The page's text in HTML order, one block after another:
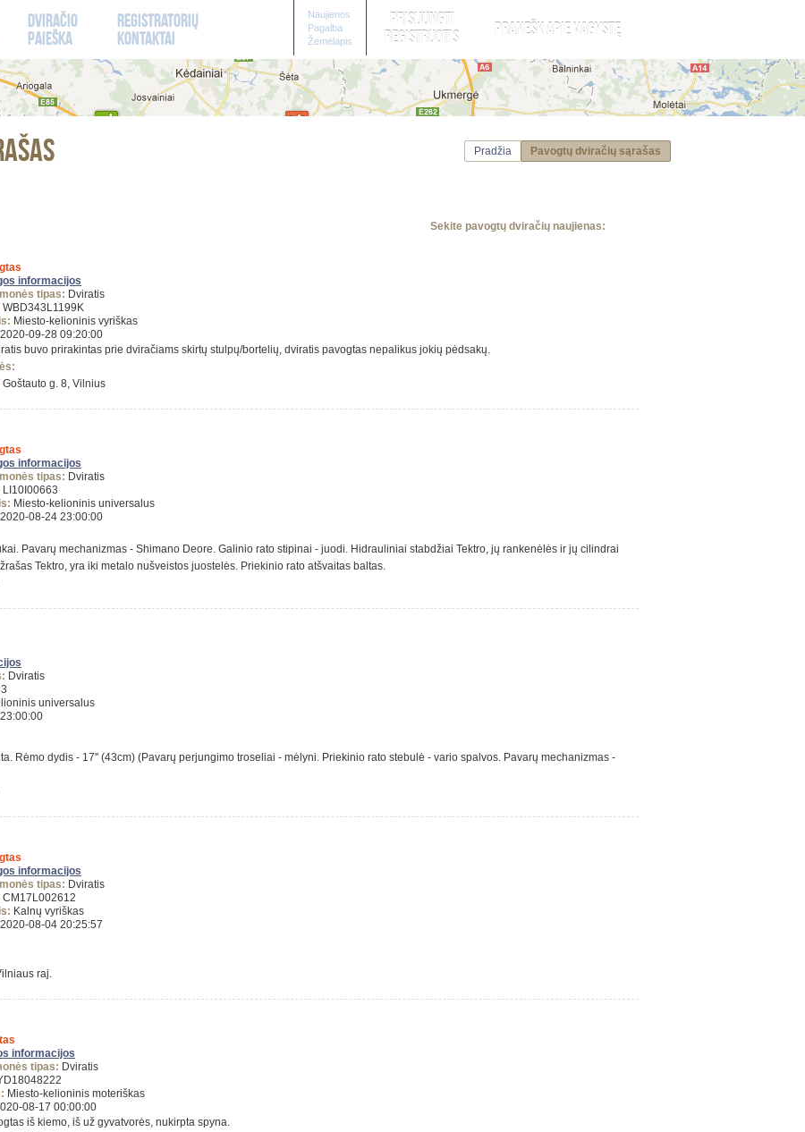
Dviračio
paieška
Registratorių
kontaktai
Pranešk apie vagystę
Prisijungti
Registruotis
Naujienos
Pagalba
Žemėlapis
Pradžia Pavogtų dviračių sąrašas
Sekite pavogtų dviračių naujienas:
informacijos
tipas: Dviratis
WBD343L1199K
Miesto-kelioninis vyriškas
2020-09-28 09:20:00
buvo prirakintas prie dviračiams skirtų stulpų/bortelių, dviratis pavogtas nepalikus jokių pėdsakų.
Goštauto g. 8, Vilnius
informacijos
tipas: Dviratis
LI10I00663
Miesto-kelioninis universalus
2020-08-24 23:00:00
Pavarų mechanizmas - Shimano Deore. Galinio rato stipinai - juodi. Hidrauliniai stabdžiai Tektro, jų rankenėlės ir jų cilindrai
Tektro, yra iki metalo nušveistos juostelės. Priekinio rato atšvaitas baltas.
Dviratis
universalus
Rėmo dydis - 17'' (43cm) (Pavarų perjungimo troseliai - mėlyni. Priekinio rato stebulė - vario spalvos. Pavarų mechanizmas -
informacijos
tipas: Dviratis
CM17L002612
Kalnų vyriškas
2020-08-04 20:25:57
raj.
informacijos
tipas: Dviratis
Miesto-kelioninis moteriškas
08-17 00:00:00
iš kiemo, iš už gyvatvorės, nukirpta spyna.